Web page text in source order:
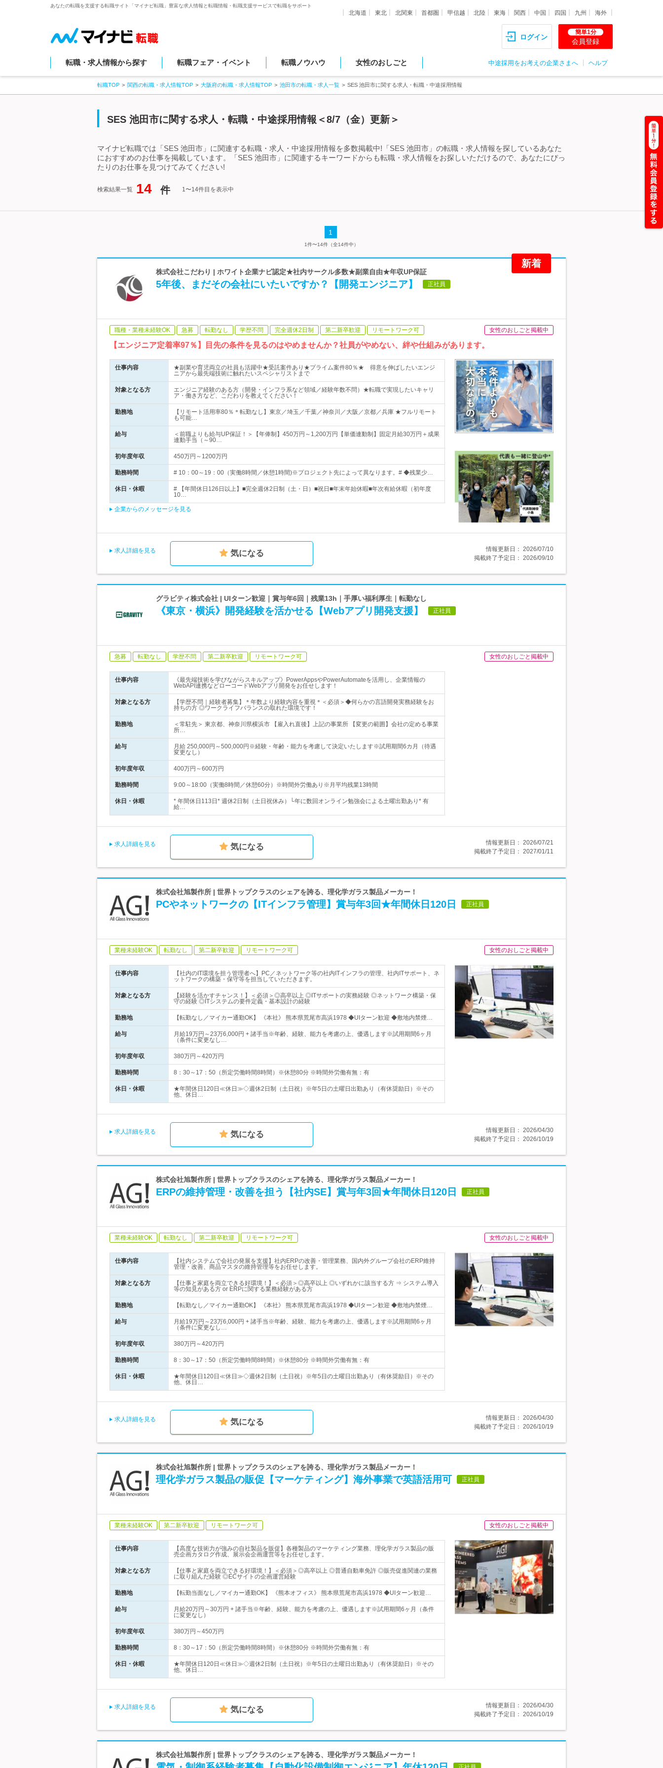
あなたの転職を支援する転職サイト「マイナビ転職」豊富な求人情報と転職情報・転職支援サービスで転職をサポート
北海道 東北 北関東 首都圏 甲信越 北陸 東海 関西 中国 四国 九州 海外
ログイン
簡単1分
会員登録
転職・求人情報から探す 転職フェア・イベント 転職ノウハウ 女性のおしごと 中途採用をお考えの企業さまへ ヘルプ
転職TOP 関西の転職・求人情報TOP 大阪府の転職・求人情報TOP 池田市の転職・求人一覧 SES 池田市に関する求人・転職・中途採用情報
SES 池田市に関する求人・転職・中途採用情報＜8/7（金）更新＞
マイナビ転職では「SES 池田市」に関連する転職・求人・中途採用情報を多数掲載中!「SES 池田市」の転職・求人情報を探しているあなた
におすすめのお仕事を掲載しています。「SES 池田市」に関連するキーワードからも転職・求人情報をお探しいただけるので、あなたにぴっ
たりのお仕事を見つけてみてください!
検索結果一覧 14 件 1〜14件目を表示中
1
1件〜14件（全14件中）
新着
株式会社こだわり | ホワイト企業ナビ認定★社内サークル多数★副業自由★年収UP保証
5年後、まだその会社にいたいですか？【開発エンジニア】 正社員
職種・業種未経験OK 急募 転勤なし 学歴不問 完全週休2日制 第二新卒歓迎 リモートワーク可 女性のおしごと掲載中
【エンジニア定着率97％】目先の条件を見るのはやめませんか？社員がやめない、絆や仕組みがあります。
仕事内容
★副業や育児両立の社員も活躍中★受託案件あり★プライム案件80％★ 得意を伸ばしたいエンジ
ニアから最先端技術に触れたいスペシャリストまで
対象となる方
エンジニア経験のある方（開発・インフラ系など領域／経験年数不問）★転職で実現したいキャリ
ア・働き方など、こだわりを教えてください！
勤務地
【リモート活用率80％＊転勤なし】東京／埼玉／千葉／神奈川／大阪／京都／兵庫 ★フルリモート
も可能…
給与
＜前職よりも給与UP保証！＞【年俸制】450万円～1,200万円【単価連動制】固定月給30万円＋成果
連動手当（～90…
初年度年収 450万円～1200万円
勤務時間 # 10：00～19：00（実働8時間／休憩1時間)※プロジェクト先によって異なります。# ◆残業少…
休日・休暇
# 【年間休日126日以上】■完全週休2日制（土・日）■祝日■年末年始休暇■年次有給休暇（初年度
10…
企業からのメッセージを見る
求人詳細を見る 気になる 情報更新日： 2026/07/10
掲載終了予定日： 2026/09/10
グラビティ株式会社 | UIターン歓迎｜賞与年6回｜残業13h｜手厚い福利厚生｜転勤なし
《東京・横浜》開発経験を活かせる【Webアプリ開発支援】 正社員
急募 転勤なし 学歴不問 第二新卒歓迎 リモートワーク可 女性のおしごと掲載中
仕事内容
《最先端技術を学びながらスキルアップ》PowerAppsやPowerAutomateを活用し、企業情報の
WebAPI連携などローコードWebアプリ開発をお任せします！
対象となる方
【学歴不問｜経験者募集】＊年数より経験内容を重視＊＜必須＞◆何らかの言語開発実務経験をお
持ちの方 ◎ワークライフバランスの取れた環境です！
勤務地
＜常駐先＞ 東京都、神奈川県横浜市 【雇入れ直後】上記の事業所 【変更の範囲】会社の定める事業
所…
給与
月給 250,000円～500,000円※経験・年齢・能力を考慮して決定いたします※試用期間6カ月（待遇
変更なし）
初年度年収 400万円～600万円
勤務時間 9:00～18:00（実働8時間／休憩60分）※時間外労働あり※月平均残業13時間
休日・休暇
* 年間休日113日* 週休2日制（土日祝休み）└年に数回オンライン勉強会による土曜出勤あり* 有
給…
求人詳細を見る 気になる 情報更新日： 2026/07/21
掲載終了予定日： 2027/01/11
株式会社旭製作所 | 世界トップクラスのシェアを誇る、理化学ガラス製品メーカー！
PCやネットワークの【ITインフラ管理】賞与年3回★年間休日120日 正社員
業種未経験OK 転勤なし 第二新卒歓迎 リモートワーク可 女性のおしごと掲載中
仕事内容
【社内のIT環境を担う管理者へ】PC／ネットワーク等の社内ITインフラの管理、社内ITサポート、ネ
ットワークの構築・保守等を担当していただきます。
対象となる方
【経験を活かすチャンス！】＜必須＞◎高卒以上 ◎ITサポートの実務経験 ◎ネットワーク構築・保
守の経験 ◎ITシステムの要件定義・基本設計の経験
勤務地 【転勤なし／マイカー通勤OK】 《本社》 熊本県荒尾市高浜1978 ◆UIターン歓迎 ◆敷地内禁煙…
給与
月給19万円～23万6,000円 + 諸手当※年齢、経験、能力を考慮の上、優遇します※試用期間6ヶ月
（条件に変更なし…
初年度年収 380万円～420万円
勤務時間 8：30～17：50（所定労働時間8時間）※休憩80分 ※時間外労働有無：有
休日・休暇
★年間休日120日≪休日≫◇週休2日制（土日祝）※年5日の土曜日出勤あり（有休奨励日）※その
他、休日…
求人詳細を見る 気になる 情報更新日： 2026/04/30
掲載終了予定日： 2026/10/19
株式会社旭製作所 | 世界トップクラスのシェアを誇る、理化学ガラス製品メーカー！
ERPの維持管理・改善を担う【社内SE】賞与年3回★年間休日120日 正社員
業種未経験OK 転勤なし 第二新卒歓迎 リモートワーク可 女性のおしごと掲載中
仕事内容
【社内システムで会社の発展を支援】社内ERPの改善・管理業務、国内外グループ会社のERP維持
管理・改善、商品マスタの維持管理等をお任せします。
対象となる方
【仕事と家庭を両立できる好環境！】＜必須＞◎高卒以上 ◎いずれかに該当する方 ⇒ システム導入
等の知見がある方 or ERPに関する業務経験がある方
勤務地 【転勤なし／マイカー通勤OK】 《本社》 熊本県荒尾市高浜1978 ◆UIターン歓迎 ◆敷地内禁煙…
給与
月給19万円～23万6,000円 + 諸手当※年齢、経験、能力を考慮の上、優遇します※試用期間6ヶ月
（条件に変更なし…
初年度年収 380万円～420万円
勤務時間 8：30～17：50（所定労働時間8時間）※休憩80分 ※時間外労働有無：有
休日・休暇
★年間休日120日≪休日≫◇週休2日制（土日祝）※年5日の土曜日出勤あり（有休奨励日）※その
他、休日…
求人詳細を見る 気になる 情報更新日： 2026/04/30
掲載終了予定日： 2026/10/19
株式会社旭製作所 | 世界トップクラスのシェアを誇る、理化学ガラス製品メーカー！
理化学ガラス製品の販促【マーケティング】海外事業で英語活用可 正社員
業種未経験OK 第二新卒歓迎 リモートワーク可 女性のおしごと掲載中
仕事内容
【高度な技術力が強みの自社製品を販促】各種製品のマーケティング業務、理化学ガラス製品の販
売企画カタログ作成、展示会企画運営等をお任せします。
対象となる方
【仕事と家庭を両立できる好環境！】＜必須＞◎高卒以上 ◎普通自動車免許 ◎販売促進関連の業務
に取り組んだ経験 ◎ECサイトの企画運営経験
勤務地 【転勤当面なし／マイカー通勤OK】 《熊本オフィス》 熊本県荒尾市高浜1978 ◆UIターン歓迎…
給与
月給20万円～30万円 + 諸手当※年齢、経験、能力を考慮の上、優遇します※試用期間6ヶ月（条件
に変更なし）
初年度年収 380万円～450万円
勤務時間 8：30～17：50（所定労働時間8時間）※休憩80分 ※時間外労働有無：有
休日・休暇
★年間休日120日≪休日≫◇週休2日制（土日祝）※年5日の土曜日出勤あり（有休奨励日）※その
他、休日…
求人詳細を見る 気になる 情報更新日： 2026/04/30
掲載終了予定日： 2026/10/19
株式会社旭製作所 | 世界トップクラスのシェアを誇る、理化学ガラス製品メーカー！